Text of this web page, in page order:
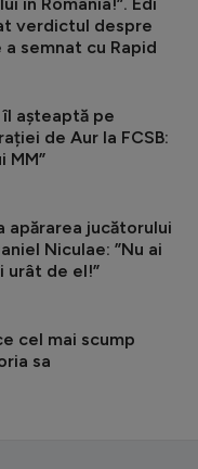
verdictul despre
semnat cu Rapid
îl așteaptă pe
de Aur la FCSB:
MM”
apărarea jucătorului
Niculae: ”Nu ai
urât de el!”
cel mai scump
sa